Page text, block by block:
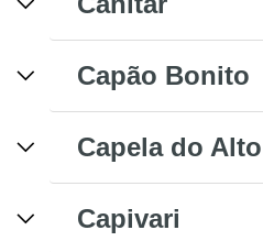
Capão Bonito
Capela do Alto
Capivari